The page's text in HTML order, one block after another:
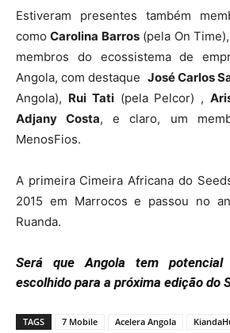
Estiveram presentes também
comoCarolina Barros(pela On
membros do ecossistema de
Angola, com destaque José Carlos
Angola), Rui Tati(pela Pelcor) ,
Adjany Costa, e claro, um
MenosFios.
A primeira Cimeira Africana do
2015 em Marrocos e passou no
Ruanda.
Será que Angola tem
escolhido para a próxima edição do
TAGS 7 Mobile Acelera Angola